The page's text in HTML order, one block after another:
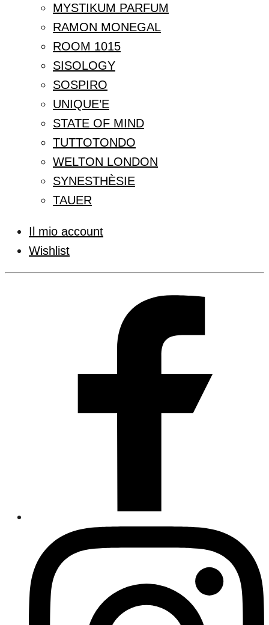
MYSTIKUM PARFUM
RAMON MONEGAL
ROOM 1015
SISOLOGY
SOSPIRO
UNIQUE’E
STATE OF MIND
TUTTOTONDO
WELTON LONDON
SYNESTHÈSIE
TAUER
Il mio account
Wishlist